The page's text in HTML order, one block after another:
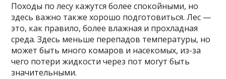
Походы по лесу кажутся более спокойными, но
здесь важно также хорошо подготовиться. Лес —
это, как правило, более влажная и прохладная
среда. Здесь меньше перепадов температуры, но
может быть много комаров и насекомых, из-за
чего потери жидкости через пот могут быть
значительными.